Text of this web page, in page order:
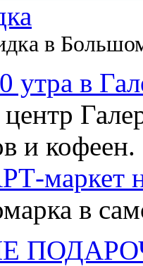
в
утра в
и кофеен.
маркет
в